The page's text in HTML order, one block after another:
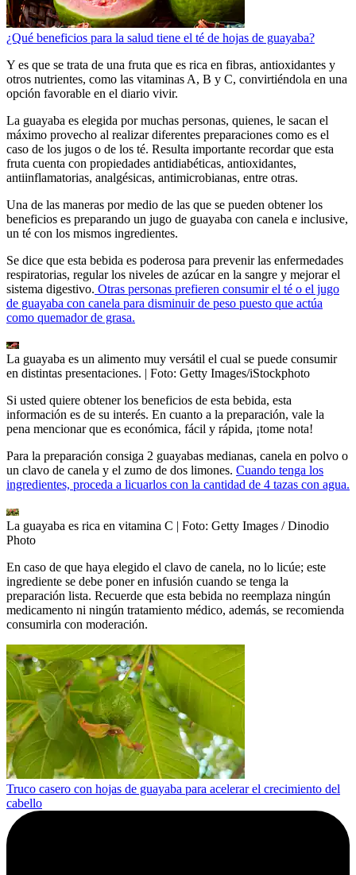
¿Qué beneficios para la salud tiene el té de hojas de guayaba?
Y es que se trata de una fruta que es rica en fibras, antioxidantes y
otros nutrientes, como las vitaminas A, B y C, convirtiéndola en una
opción favorable en el diario vivir.
La guayaba es elegida por muchas personas, quienes, le sacan el
máximo provecho al realizar diferentes preparaciones como es el
caso de los jugos o de los té. Resulta importante recordar que esta
fruta cuenta con propiedades antidiabéticas, antioxidantes,
antiinflamatorias, analgésicas, antimicrobianas, entre otras.
Una de las maneras por medio de las que se pueden obtener los
beneficios es preparando un jugo de guayaba con canela e inclusive,
un té con los mismos ingredientes.
Se dice que esta bebida es poderosa para prevenir las enfermedades
respiratorias, regular los niveles de azúcar en la sangre y mejorar el
sistema digestivo. Otras personas prefieren consumir el té o el jugo
de guayaba con canela para disminuir de peso puesto que actúa
como quemador de grasa.
La guayaba es un alimento muy versátil el cual se puede consumir
en distintas presentaciones. | Foto: Getty Images/iStockphoto
Si usted quiere obtener los beneficios de esta bebida, esta
información es de su interés. En cuanto a la preparación, vale la
pena mencionar que es económica, fácil y rápida, ¡tome nota!
Para la preparación consiga 2 guayabas medianas, canela en polvo o
un clavo de canela y el zumo de dos limones. Cuando tenga los
ingredientes, proceda a licuarlos con la cantidad de 4 tazas con agua.
La guayaba es rica en vitamina C | Foto: Getty Images / Dinodio
Photo
En caso de que haya elegido el clavo de canela, no lo licúe; este
ingrediente se debe poner en infusión cuando se tenga la
preparación lista. Recuerde que esta bebida no reemplaza ningún
medicamento ni ningún tratamiento médico, además, se recomienda
consumirla con moderación.
Truco casero con hojas de guayaba para acelerar el crecimiento del
cabello